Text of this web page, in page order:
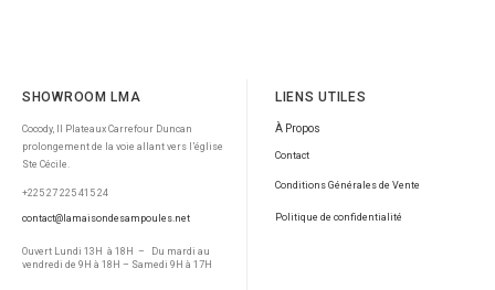
SHOWROOM LMA
Cocody, II Plateaux Carrefour Duncan
prolongement de la voie allant vers l’église
Ste Cécile.
+225 27 225 415 24
contact@lamaisondesampoules.net
Ouvert Lundi 13H à 18H – Du mardi au
vendredi de 9H à 18H – Samedi 9H à 17H
LIENS UTILES
À Propos
Contact
Conditions Générales de Vente
Politique de confidentialité